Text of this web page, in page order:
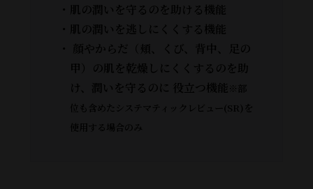
・肌の潤いを守るのを助ける機能
・肌の潤いを逃しにくくする機能
・ 顔やからだ（頬、くび、背中、足の
甲）の肌を乾燥しにくくするのを助
け、潤いを守るのに 役立つ機能 ※部
位も含めたシステマティックレビュー(SR)を
使用する場合のみ